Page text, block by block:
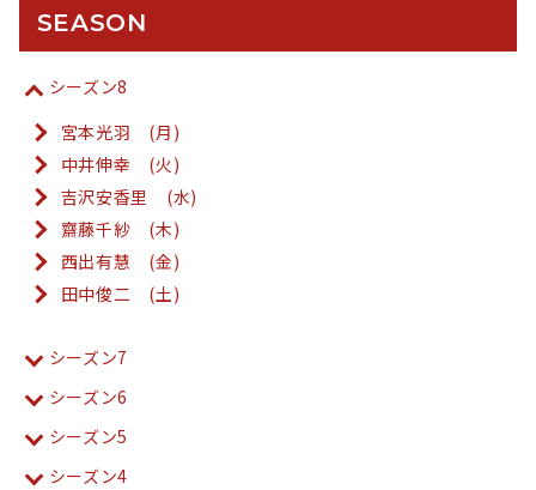
SEASON
シーズン8
宮本光羽 (月)
中井伸幸 (火)
吉沢安香里 (水)
齋藤千紗 (木)
西出有慧 (金)
田中俊二 (土)
シーズン7
シーズン6
シーズン5
シーズン4